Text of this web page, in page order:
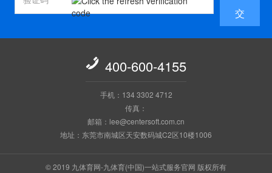
交
 400-600-4155
手机：134 3302 4712
传真：
邮箱：lee@centersoft.com.cn
地址：东莞市南城区天安数码城C2区10楼1006
© 2019 九体育网-九体育(中国)一站式服务官网 版权所有